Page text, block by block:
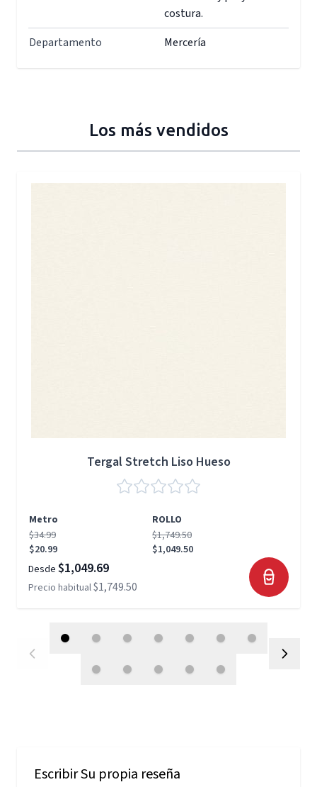
costura.
Departamento
Mercería
Los más vendidos
Tergal Stretch Liso Hueso
Metro
ROLLO
$34.99
$20.99
$1,749.50
$1,049.50
Desde $1,049.69
Precio habitual$1,749.50
Escribir Su propia reseña